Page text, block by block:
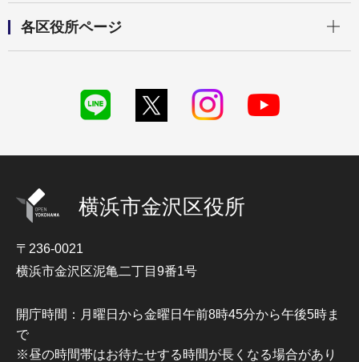
各区役所ページ
横浜市金沢区役所
〒236-0021
横浜市金沢区泥亀二丁目9番1号
開庁時間：月曜日から金曜日午前8時45分から午後5時ま
で
※昼の時間帯はお待たせする時間が長くなる場合があり